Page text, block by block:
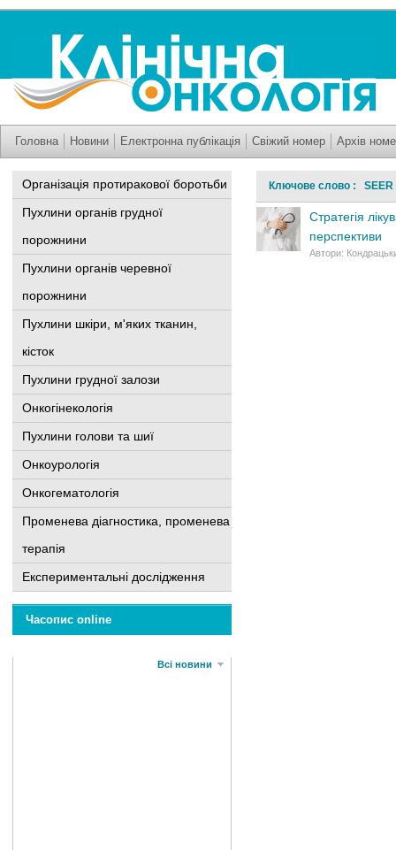
Головна Новини Електронна публікація Свіжий номер Архів
Організація протиракової боротьби
Пухлини органів грудної
порожнини
Пухлини органів черевної
порожнини
Пухлини шкіри, м'яких тканин,
кісток
Пухлини грудної залози
Онкогінекологія
Пухлини голови та шиї
Онкоурологія
Онкогематологія
Променева діагностика, променева
терапія
Експериментальні дослідження
Часопис online
Всі новини
Ключове слово : SEER
Стратегія
перспективи
Автори: